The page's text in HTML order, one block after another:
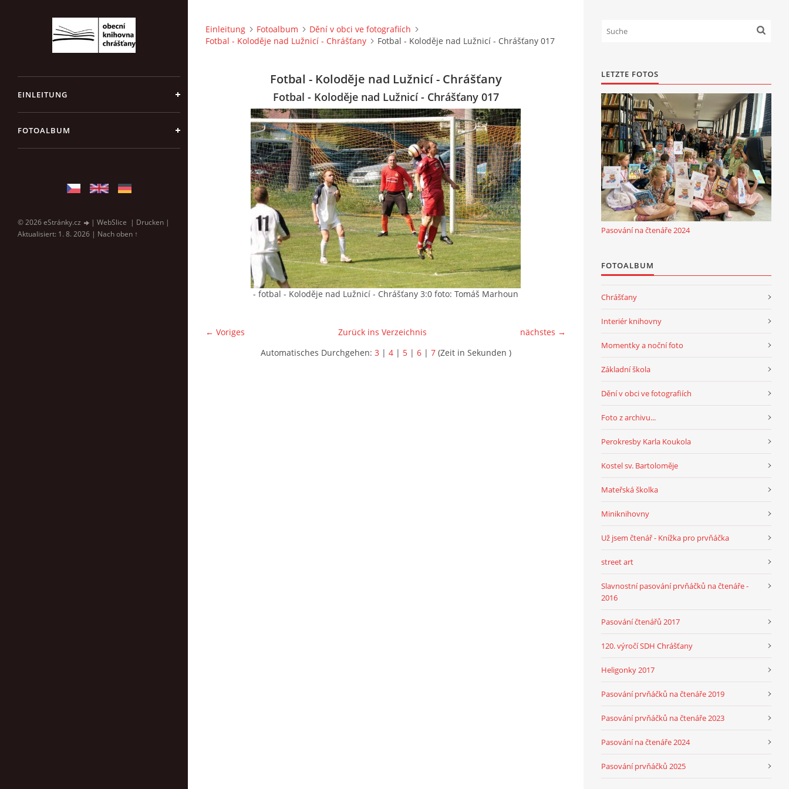
EINLEITUNG
FOTOALBUM
© 2026 eStránky.cz | WebSlice | Drucken |
Aktualisiert: 1. 8. 2026 | Nach oben ↑
Einleitung Fotoalbum
Dění v obci ve fotografiích
Fotbal - Koloděje nad Lužnicí - Chrášťany
Fotbal - Koloděje nad Lužnicí - Chrášťany 017
Fotbal - Koloděje nad Lužnicí - Chrášťany
Fotbal - Koloděje nad Lužnicí - Chrášťany 017
- fotbal - Koloděje nad Lužnicí - Chrášťany 3:0 foto: Tomáš Marhoun
← Voriges nächstes →
Zurück ins Verzeichnis
Automatisches Durchgehen: 3| 4| 5| 6| 7(Zeit in Sekunden )
LETZTE FOTOS
Pasování na čtenáře 2024
FOTOALBUM
Chrášťany
Interiér knihovny
Momentky a noční foto
Základní škola
Dění v obci ve fotografiích
Foto z archivu...
Perokresby Karla Koukola
Kostel sv. Bartoloměje
Mateřská školka
Miniknihovny
Už jsem čtenář - Knížka pro prvňáčka
street art
Slavnostní pasování prvňáčků na čtenáře -
2016
Pasování čtenářů 2017
120. výročí SDH Chrášťany
Heligonky 2017
Pasování prvňáčků na čtenáře 2019
Pasování prvňáčků na čtenáře 2023
Pasování na čtenáře 2024
Pasování prvňáčků 2025